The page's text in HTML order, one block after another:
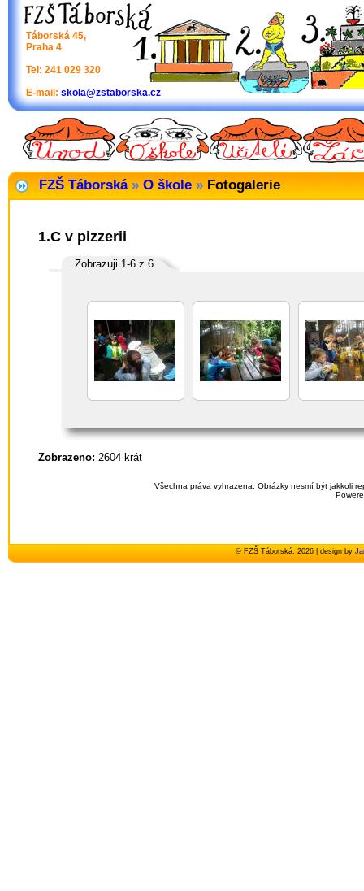
Táborská 45,
Praha 4
Tel: 241 029 320
E-mail: skola@zstaborska.cz
FZŠ Táborská » O škole » Fotogalerie
1.C v pizzerii
Zobrazuji 1-6 z 6
Zobrazeno: 2604 krát
Všechna práva vyhrazena. Obrázky nesmí být jakkoli
© FZŠ Táborská, 2026 | design by